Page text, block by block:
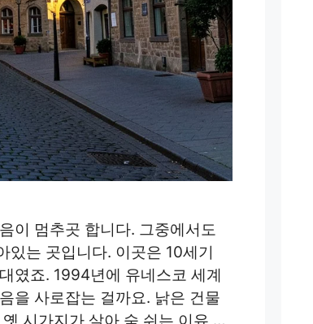
이 멈추곳 합니다. 그중에서도
있는 곳입니다. 이곳은 10세기
였죠. 1994년에 유네스코 세계
을 사로잡는 걸까요. 낡은 건물